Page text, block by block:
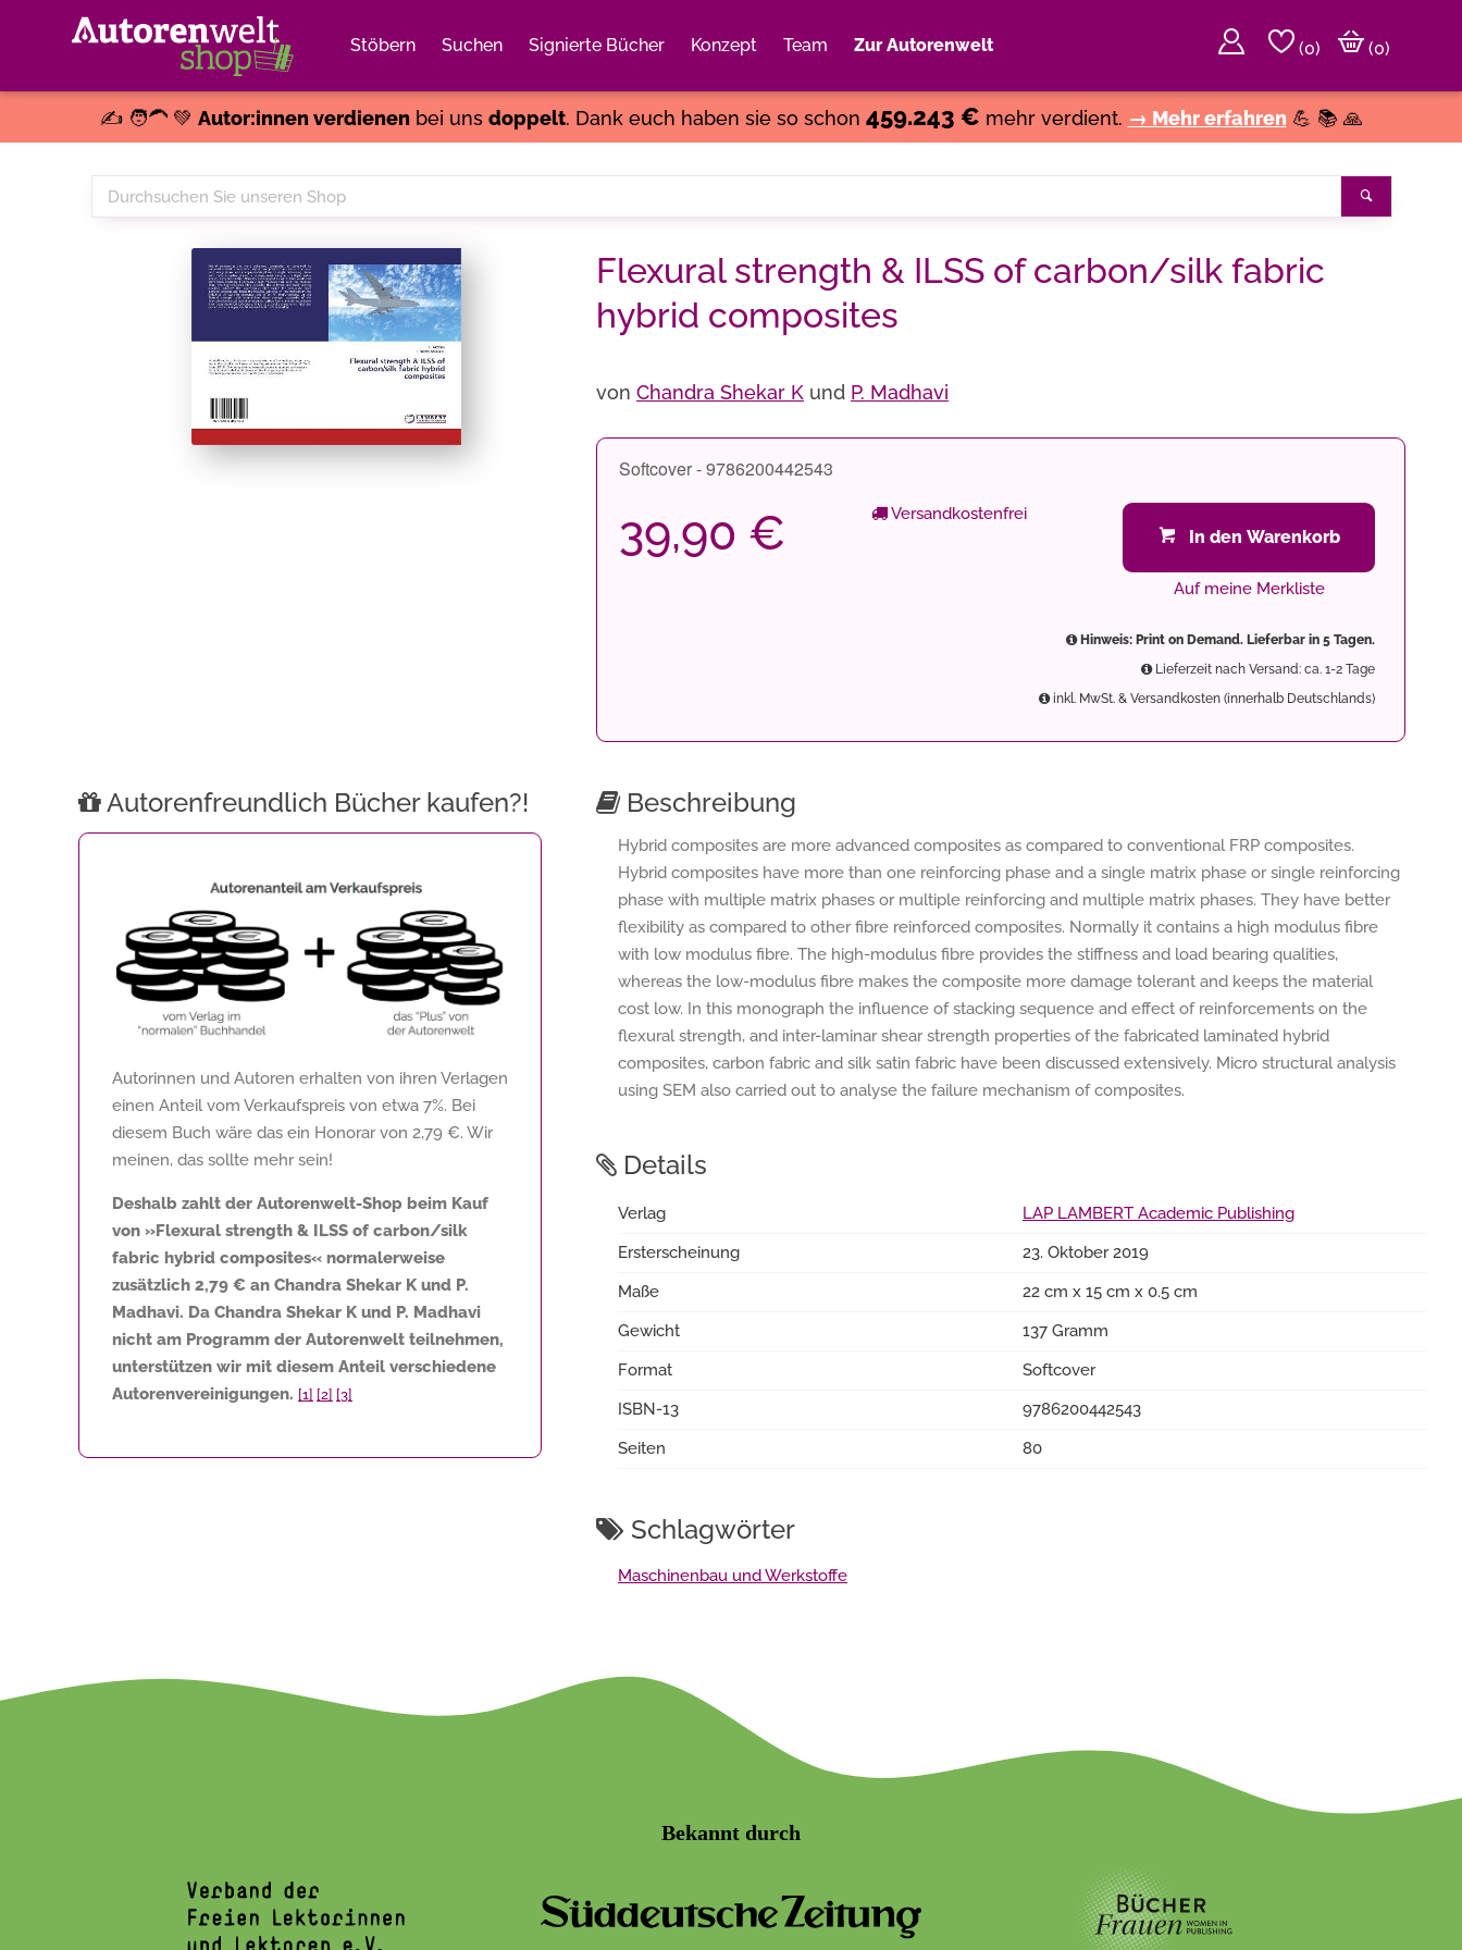
Stöbern Suchen Signierte Bücher Konzept Team Zur Autorenwelt (0)
(0)
✍️ 🧑‍🦱 💚 Autor:innen verdienenbei uns doppelt. Dank euch haben sie so schon 459.243 € mehr verdient. → Mehr erfahren 💪 📚 🙏
Durchsuchen
Sie
Flexural strength & ILSS of carbon/silk fabric
hybrid composites
von Chandra Shekar K und P. Madhavi
Softcover - 9786200442543
39,90 € Versandkostenfrei
In den Warenkorb
Auf meine Merkliste
Hinweis: Print on Demand. Lieferbar in 5 Tagen.
Lieferzeit nach Versand: ca. 1-2 Tage
inkl. MwSt. & Versandkosten (innerhalb Deutschlands)
Autorenfreundlich Bücher kaufen?!
Autorinnen und Autoren erhalten von ihren Verlagen
einen Anteil vom Verkaufspreis von etwa 7%. Bei
diesem Buch wäre das ein Honorar von 2,79 €. Wir
meinen, das sollte mehr sein!
Deshalb zahlt der Autorenwelt-Shop beim Kauf
von »Flexural strength & ILSS of carbon/silk
fabric hybrid composites« normalerweise
zusätzlich 2,79 € an Chandra Shekar K und P.
Madhavi. Da Chandra Shekar K und P. Madhavi
nicht am Programm der Autorenwelt teilnehmen,
unterstützen wir mit diesem Anteil verschiedene
Autorenvereinigungen. [1] [2] [3]
Beschreibung
Hybrid composites are more advanced composites as compared to conventional FRP composites.
Hybrid composites have more than one reinforcing phase and a single matrix phase or single reinforcing
phase with multiple matrix phases or multiple reinforcing and multiple matrix phases. They have better
flexibility as compared to other fibre reinforced composites. Normally it contains a high modulus fibre
with low modulus fibre. The high-modulus fibre provides the stiffness and load bearing qualities,
whereas the low-modulus fibre makes the composite more damage tolerant and keeps the material
cost low. In this monograph the influence of stacking sequence and effect of reinforcements on the
flexural strength, and inter-laminar shear strength properties of the fabricated laminated hybrid
composites, carbon fabric and silk satin fabric have been discussed extensively. Micro structural analysis
using SEM also carried out to analyse the failure mechanism of composites.
Details
Verlag
LAP LAMBERT Academic Publishing
Ersterscheinung
23. Oktober 2019
Maße
22 cm x 15 cm x 0.5 cm
Gewicht
137 Gramm
Format
Softcover
ISBN-13
9786200442543
Seiten
80
Schlagwörter
Maschinenbau und Werkstoffe
Bekannt durch